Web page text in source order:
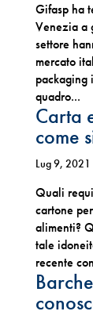
Gifasp ha
Venezia a
settore
mercato
packaging
quadro...
Carta
come
Lug 9, 2021
Quali
cartone
alimenti?
tale
recente